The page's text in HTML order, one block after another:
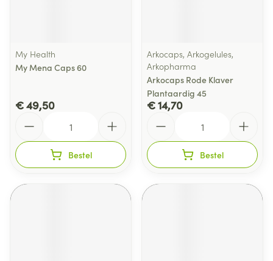
My Health
My Mena Caps 60
€ 49,50
Bestel
Arkocaps, Arkogelules,
Arkopharma
Arkocaps Rode Klaver
Plantaardig 45
€ 14,70
Bestel